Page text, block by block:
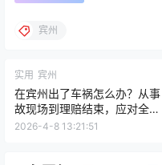
宾州
实用 宾州
在宾州出了车祸怎么办？从事
故现场到理赔结束，应对全流
程
2026-4-8 13:21:51